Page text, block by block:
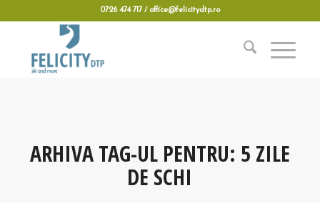
0726 474 717 / office@felicitydtp.ro
ARHIVA TAG-UL PENTRU: 5 ZILE
DE SCHI